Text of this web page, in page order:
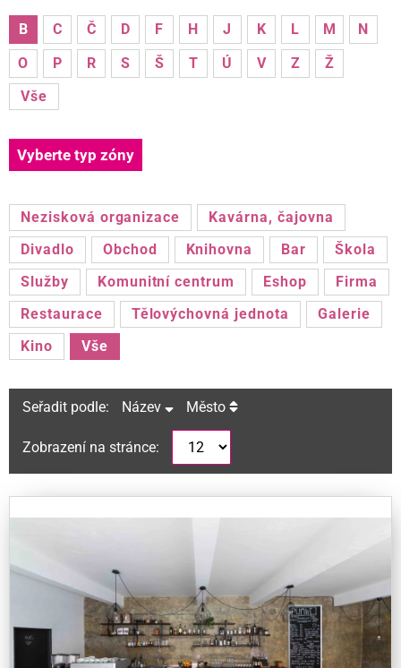
B C Č D F H J K L M
N
O
P R S Š T Ú V Z
Ž
Vše
Vyberte typ zóny
Nezisková organizace
Kavárna, čajovna
Divadlo
Obchod Knihovna Bar
Škola
Služby
Komunitní centrum Eshop
Firma
Restaurace
Tělovýchovná jednota
Galerie
Kino
Vše
Seřadit podle: Název Město
Zobrazení na stránce: